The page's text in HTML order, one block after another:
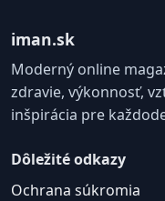
iman.sk
Moderný online
zdravie, výkonnosť,
inšpirácia pre
Dôležité odkazy
Ochrana súkromia